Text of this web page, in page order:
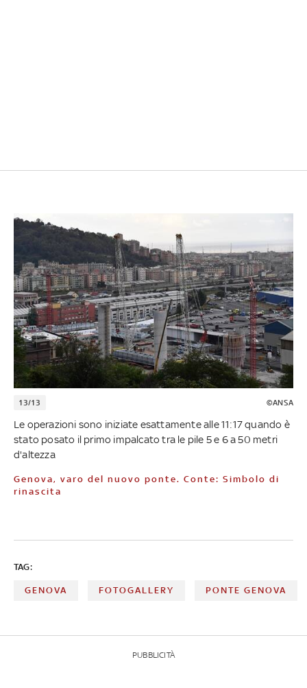
13/13 ©ANSA
Le operazioni sono iniziate esattamente alle 11:17 quando è
stato posato il primo impalcato tra le pile 5 e 6 a 50 metri
d'altezza
Genova, varo del nuovo ponte. Conte: Simbolo di
rinascita
TAG:
GENOVA FOTOGALLERY PONTE GENOVA
PUBBLICITÀ